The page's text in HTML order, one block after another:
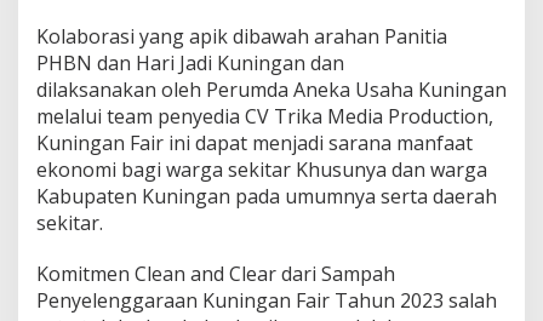
Kolaborasi yang apik dibawah arahan Panitia
PHBN dan Hari Jadi Kuningan dan
dilaksanakan oleh Perumda Aneka Usaha Kuningan
melalui team penyedia CV Trika Media Production,
Kuningan Fair ini dapat menjadi sarana manfaat
ekonomi bagi warga sekitar Khusunya dan warga
Kabupaten Kuningan pada umumnya serta daerah
sekitar.
Komitmen Clean and Clear dari Sampah
Penyelenggaraan Kuningan Fair Tahun 2023 salah